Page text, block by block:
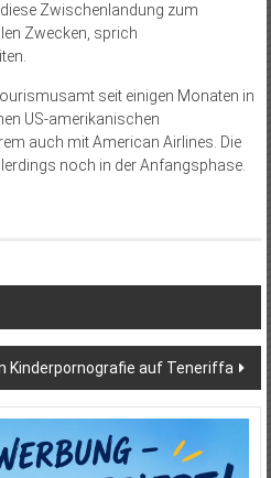
Zwischenlandung zum
Zwecken, sprich
seit einigen Monaten in
US-amerikanischen
auch mit American Airlines. Die
noch in der Anfangsphase.
Kinderpornografie auf Teneriffa